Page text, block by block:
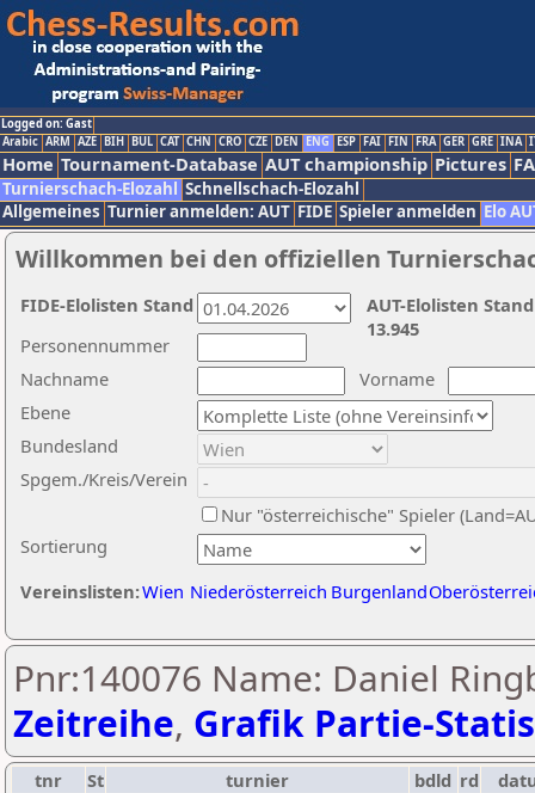
Logged on: Gast
Arabic ARM AZE BIH BUL CAT CHN CRO CZE DEN ENG ESP FAI FIN FRA GER GRE INA
Home Tournament-Database AUT championship Pictures
Turnierschach-Elozahl Schnellschach-Elozahl
Allgemeines Turnier anmelden: AUT FIDE Spieler anmelden Elo
Willkommen bei den offiziellen
Nachname
Vorname
Ebene
Sortierung
Personennummer
Bundesland
Spgem./Kreis/Verein
Nur "österreichische" Spieler
Vereinslisten:Wien Niederösterreich Burgenland
AUT-Elolisten
13.945
FIDE-Elolisten Stand
Pnr:140076 Name: Daniel
Zeitreihe, Grafik Partie-
tnr St turnier bdld rd